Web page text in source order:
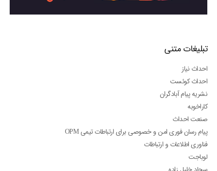
تبلیغات متنی
احداث نیاز
احداث کوئست
نشریه پیام آبادگران
کاراخوبه
صنعت احداث
پیام رسان فوری امن و خصوصی برای ارتباطات تیمی OPM
فناوری اطلاعات و ارتباطات
لوباجت